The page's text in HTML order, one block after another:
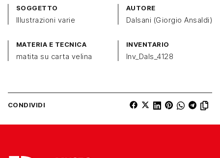
SOGGETTO
Illustrazioni varie
AUTORE
Dalsani (Giorgio Ansaldi)
MATERIA E TECNICA
matita su carta velina
INVENTARIO
Inv_Dals_4128
CONDIVIDI